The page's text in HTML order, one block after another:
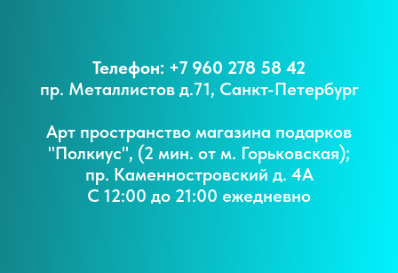
Телефон: +7 960 278 58 42
пр. Металлистов д.71, Санкт-Петербург
Арт пространство магазина подарков
"Полкиус", (2 мин. от м. Горьковская);
пр. Каменностровский д. 4А
С 12:00 до 21:00 ежедневно